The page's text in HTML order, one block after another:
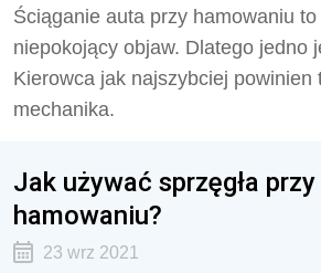
Ściąganie auta przy hamowaniu
niepokojący objaw. Dlatego jedno
Kierowca jak najszybciej powinien
mechanika.
Jak używać sprzęgła przy
hamowaniu?
23 wrz 2021